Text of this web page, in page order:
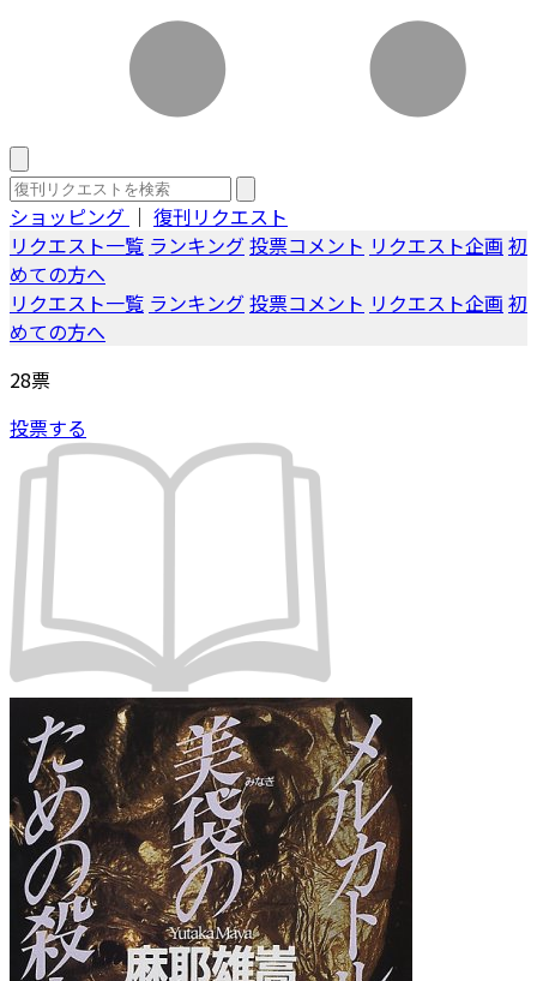
ショッピング ｜ 復刊リクエスト
リクエスト一覧 ランキング投票コメント リクエスト企画 初
めての方へ
リクエスト一覧 ランキング投票コメント リクエスト企画 初
めての方へ
28票
投票する